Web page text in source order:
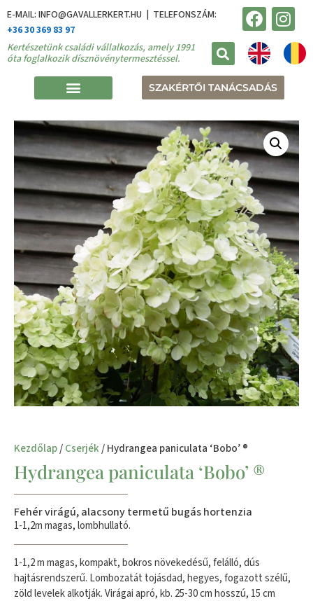
E-MAIL: INFO@GAVALLERKERT.HU | TELEFONSZÁM:
+36 30 369 83 97
Kertészetünk családi vállalkozás, amely 1991
óta foglalkozik dísznövénytermesztéssel.
SZAKÉRTŐI TANÁCSADÁS
Kezdőlap/Cserjék/ Hydrangea paniculata ‘Bobo’ ®
Hydrangea paniculata ‘Bobo’ ®
Fehér virágú, alacsony termetű bugás hortenzia
1-1,2m magas, lombhullató.
1-1,2 m magas, kompakt, bokros növekedésű, felálló, dús
hajtásrendszerű. Lombozatát tojásdad, hegyes, fogazott szélű,
zöld levelek alkotják. Virágai apró, kb. 25-30 cm hosszú, 15 cm